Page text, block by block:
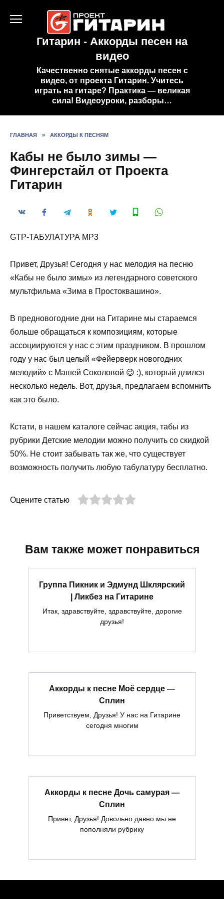
Гитарин - Аккорды песен на
видео
Качественно снятые аккорды песен с
видео, от проекта Гитарин. Учитесь
играть на гитаре? Практика — великая
сила! Видеоуроки, разборы…
ГЛАВНАЯ » АККОРДЫ К ПЕСНЯМ
Кабы не было зимы —
Фингерстайл от Проекта
Гитарин
GTP-ТАБУЛАТУРА MP3
Привет, Друзья! Сегодня у нас мелодия на песню
«Кабы не было зимы» из легендарного советского
мультфильма «Зима в Простоквашино».
В предновогодние дни на Гитарине мы стараемся
больше обращаться к композициям, которые
ассоциируются у нас с этим праздником. В прошлом
году у нас был целый «Фейерверк новогодних
мелодий» с Машей Соколовой 😉 :), который длился
несколько недель. Вот, друзья, предлагаем вспомнить
как это было.
Кстати, в нашем каталоге сейчас акция, табы из
рубрики Детские мелодии можно получить со скидкой
50%. Не стоит забывать так же, что существует
возможность получить любую табулатуру бесплатно.
Оцените статью
Вам также может понравиться
Группа Пикник и Эдмунд Шклярский
| Ликбез на Гитарине
Итак, здравствуйте, здравствуйте, дорогие
друзья!
Аккорды к песне Моё сердце —
Сплин
Приветствуем, Друзья! У нас на Гитарине
сегодня многим
Аккорды к песне Дочь самурая —
Сплин
Привет, Друзья! Довольно давно мы не
пополняли рубрику